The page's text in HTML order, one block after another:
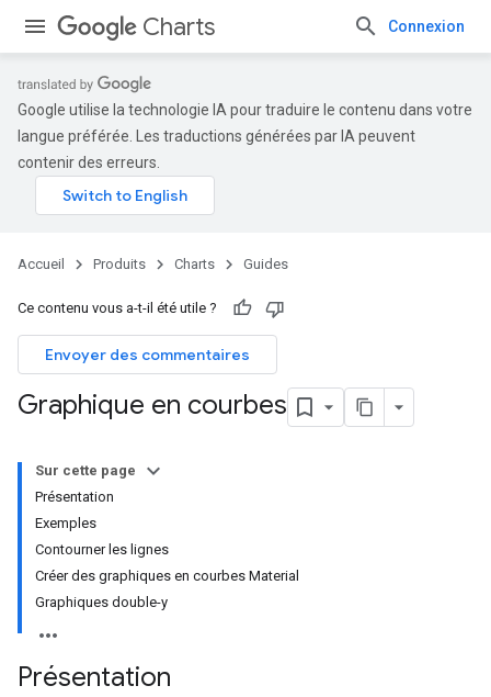
Charts Connexion
Google utilise la technologie IA pour traduire le contenu dans votre
langue préférée. Les traductions générées par IA peuvent
contenir des erreurs.
Accueil Produits Charts Guides
Ce contenu vous a-t-il été utile ?
Envoyer des commentaires
Graphique en courbes
Sur cette page
Présentation
Exemples
Contourner les lignes
Créer des graphiques en courbes Material
Graphiques double-y
Présentation